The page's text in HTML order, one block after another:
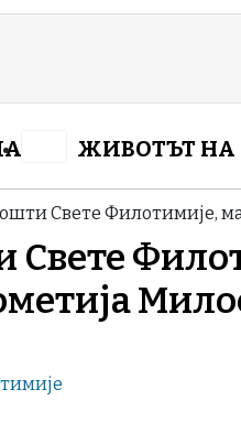
MenuЖИВОТЪТ НА
Свете Филотимије,